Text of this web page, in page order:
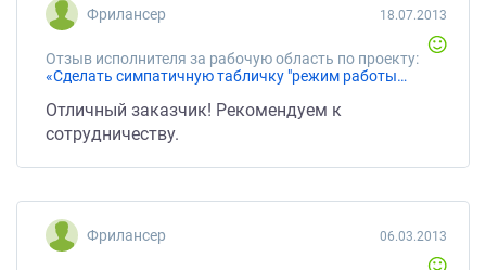
Фрилансер
Отзыв исполнителя за рабочую область по проекту:
«Сделать симпатичную табличку "режим работы"»
18.07.2013
Отличный заказчик! Рекомендуем к
сотрудничеству.
Фрилансер 06.03.2013